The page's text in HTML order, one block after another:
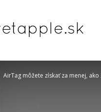
AirTag môžete získať za menej,